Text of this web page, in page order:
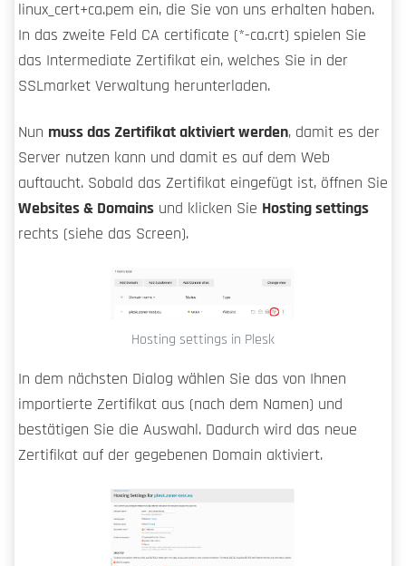
linux_cert+ca.pem ein, die Sie von uns erhalten haben.
In das zweite Feld CA certificate (*-ca.crt) spielen Sie
das Intermediate Zertifikat ein, welches Sie in der
SSLmarket Verwaltung herunterladen.
Nun muss das Zertifikat aktiviert werden, damit es der
Server nutzen kann und damit es auf dem Web
auftaucht. Sobald das Zertifikat eingefügt ist, öffnen Sie
Websites & Domains und klicken Sie Hosting settings
rechts (siehe das Screen).
Hosting settings in Plesk
In dem nächsten Dialog wählen Sie das von Ihnen
importierte Zertifikat aus (nach dem Namen) und
bestätigen Sie die Auswahl. Dadurch wird das neue
Zertifikat auf der gegebenen Domain aktiviert.